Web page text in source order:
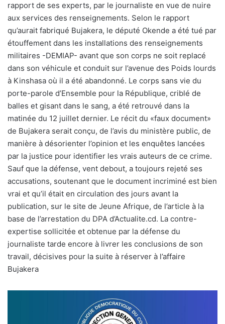
rapport de ses experts, par le journaliste en vue de nuire
aux services des renseignements. Selon le rapport
qu’aurait fabriqué Bujakera, le député Okende a été tué par
étouffement dans les installations des renseignements
militaires -DEMIAP- avant que son corps ne soit replacé
dans son véhicule et conduit sur l’avenue des Poids lourds
à Kinshasa où il a été abandonné. Le corps sans vie du
porte-parole d’Ensemble pour la République, criblé de
balles et gisant dans le sang, a été retrouvé dans la
matinée du 12 juillet dernier. Le récit du «faux document»
de Bujakera serait conçu, de l’avis du ministère public, de
manière à désorienter l’opinion et les enquêtes lancées
par la justice pour identifier les vrais auteurs de ce crime.
Sauf que la défense, vent debout, a toujours rejeté ses
accusations, soutenant que le document incriminé est bien
vrai et qu’il était en circulation des jours avant la
publication, sur le site de Jeune Afrique, de l’article à la
base de l’arrestation du DPA d’Actualite.cd. La contre-
expertise sollicitée et obtenue par la défense du
journaliste tarde encore à livrer les conclusions de son
travail, décisives pour la suite à réserver à l’affaire
Bujakera